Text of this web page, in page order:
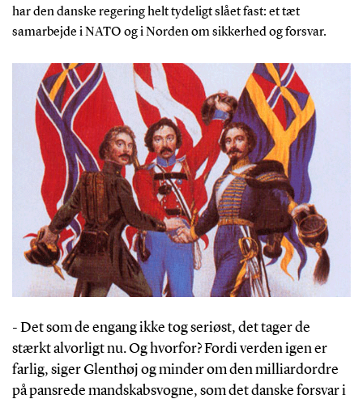
har den danske regering helt tydeligt slået fast: et tæt
samarbejde i NATO og i Norden om sikkerhed og forsvar.
- Det som de engang ikke tog seriøst, det tager de
stærkt alvorligt nu. Og hvorfor? Fordi verden igen er
farlig, siger Glenthøj og minder om den milliardordre
på pansrede mandskabsvogne, som det danske forsvar i